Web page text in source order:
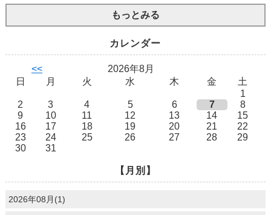
もっとみる
カレンダー
<<
2026年8月
日
月 火 水 木 金
土
1
2
3 4 5 6 7
8
9
10 11 12 13 14
15
16
17 18 19 20 21
22
23
24 25 26 27 28
29
30
31
【月別】
2026年08月(1)